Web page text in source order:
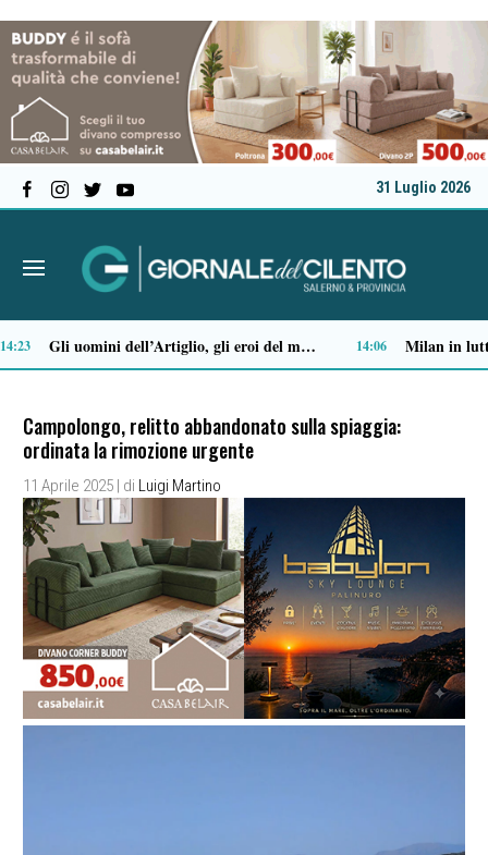
31 Luglio 2026
12:08 11:47
Campolongo, relitto abbandonato sulla spiaggia:
ordinata la rimozione urgente
11 Aprile 2025 | di Luigi Martino